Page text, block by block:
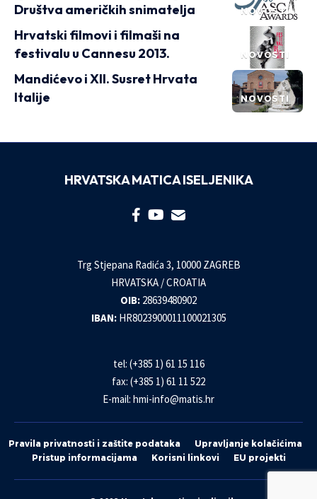
NOVOSTI
Društva američkih snimatelja
NOVOSTI
Hrvatski filmovi i filmaši na
festivalu u Cannesu 2013.
NOVOSTI
Mandićevo i XII. Susret Hrvata
Italije
HRVATSKA MATICA ISELJENIKA
Trg Stjepana Radića 3, 10000 ZAGREB
HRVATSKA / CROATIA
OIB: 28639480902
IBAN: HR8023900011100021305
tel: (+385 1) 61 15 116
fax: (+385 1) 61 11 522
E-mail: hmi-info@matis.hr
Pravila privatnosti i zaštite podataka
Upravljanje kolačićima
Pristup informacijama
Korisni linkovi EU projekti